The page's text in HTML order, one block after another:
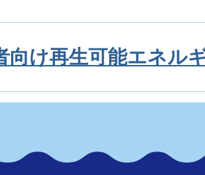
向け再生可能エネル